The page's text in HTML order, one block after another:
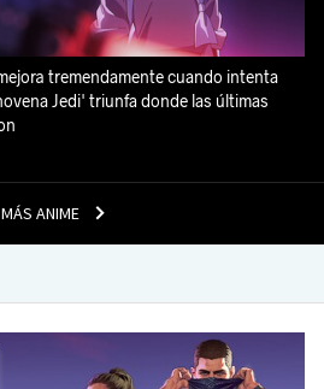
MÁS ANIME
tremendamente cuando intenta
Jedi' triunfa donde las últimas